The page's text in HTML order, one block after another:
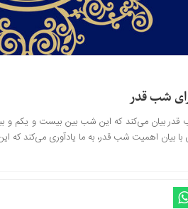
شب قدر
بیان می‌کند که این شب بین بیست و یکم و
بیان اهمیت شب قدر، به ما یادآوری می‌کند که